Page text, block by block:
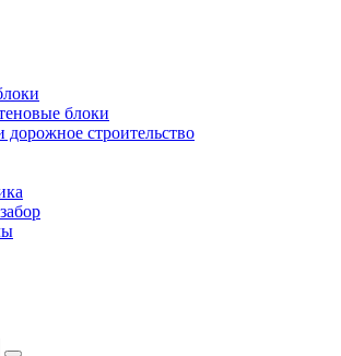
блоки
дорожное строительство